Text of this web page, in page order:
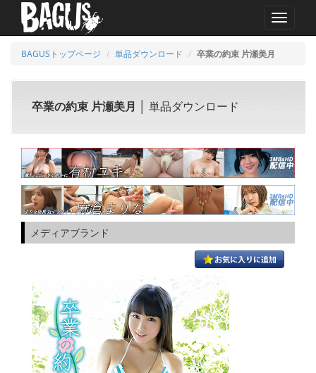
MENU
BAGUSトップページ 単品ダウンロード 卒業の約束 片瀬美月
卒業の約束 片瀬美月 │ 単品ダウンロード
メディアブランド